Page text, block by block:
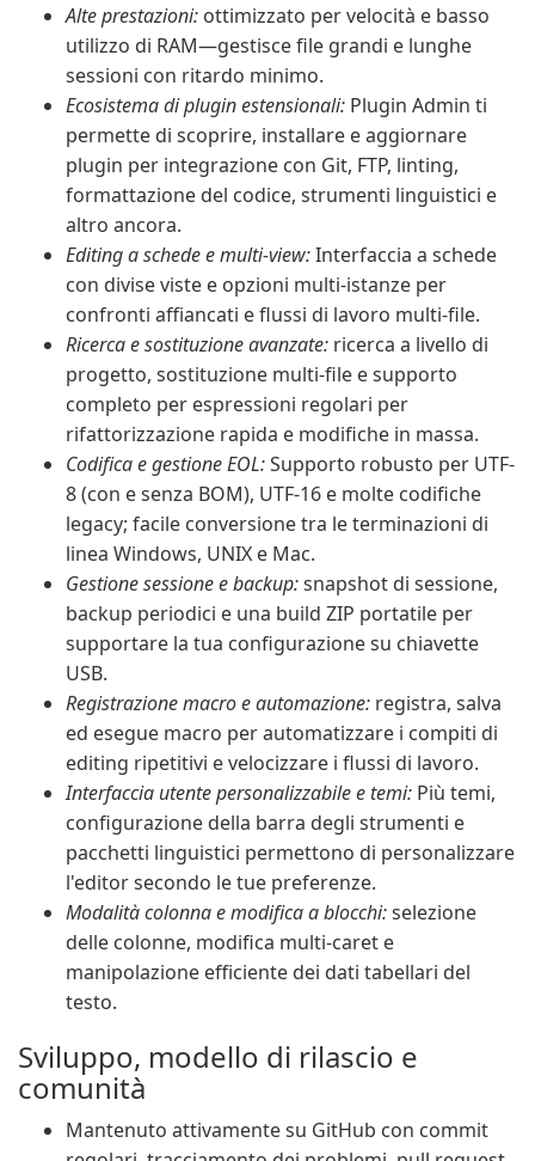
Alte prestazioni: ottimizzato per velocità e basso
utilizzo di RAM—gestisce file grandi e lunghe
sessioni con ritardo minimo.
Ecosistema di plugin estensionali: Plugin Admin ti
permette di scoprire, installare e aggiornare
plugin per integrazione con Git, FTP, linting,
formattazione del codice, strumenti linguistici e
altro ancora.
Editing a schede e multi-view:Interfaccia a schede
con divise viste e opzioni multi-istanze per
confronti affiancati e flussi di lavoro multi-file.
Ricerca e sostituzione avanzate: ricerca a livello di
progetto, sostituzione multi-file e supporto
completo per espressioni regolari per
rifattorizzazione rapida e modifiche in massa.
Codifica e gestione EOL:Supporto robusto per UTF-
8 (con e senza BOM), UTF-16 e molte codifiche
legacy; facile conversione tra le terminazioni di
linea Windows, UNIX e Mac.
Gestione sessione e backup:snapshot di sessione,
backup periodici e una build ZIP portatile per
supportare la tua configurazione su chiavette
USB.
Registrazione macro e automazione: registra, salva
ed esegue macro per automatizzare i compiti di
editing ripetitivi e velocizzare i flussi di lavoro.
Interfaccia utente personalizzabile e temi: Più temi,
configurazione della barra degli strumenti e
pacchetti linguistici permettono di personalizzare
l'editor secondo le tue preferenze.
Modalità colonna e modifica a blocchi:selezione
delle colonne, modifica multi-caret e
manipolazione efficiente dei dati tabellari del
testo.
Sviluppo, modello di rilascio e
comunità
Mantenuto attivamente su GitHub con commit